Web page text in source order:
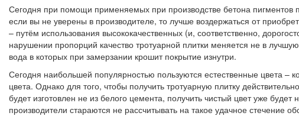
Сегодня при помощи применяемых при производстве бетона пигментов
если вы не уверены в производителе, то лучше воздержаться от
– путём использования высококачественных (и, соответственно,
нарушении пропорций качество тротуарной плитки меняется не в
вода в которых при замерзании крошит покрытие изнутри.
Сегодня наибольшей популярностью пользуются естественные цвета
цвета. Однако для того, чтобы получить тротуарную плитку
будет изготовлен не из белого цемента, получить чистый цвет уже
производители стараются не рассчитывать на такое удачное стечение